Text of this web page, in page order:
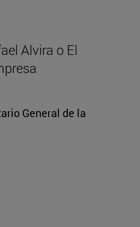
Alvira o El
General de la